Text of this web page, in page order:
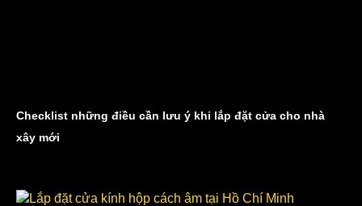
Checklist những điều cần lưu ý khi lắp đặt cửa cho nhà
xây mới